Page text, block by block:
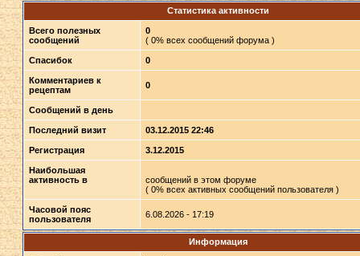
Статистика активности
Всего полезных
сообщений
0
( 0% всех сообщений форума )
Спасибок 0
Комментариев к
рецептам
0
Сообщений в день
Последний визит 03.12.2015 22:46
Регистрация 3.12.2015
Наибольшая
активность в
сообщений в этом форуме
( 0% всех активных сообщений пользователя )
Часовой пояс
пользователя
6.08.2026 - 17:19
Информация